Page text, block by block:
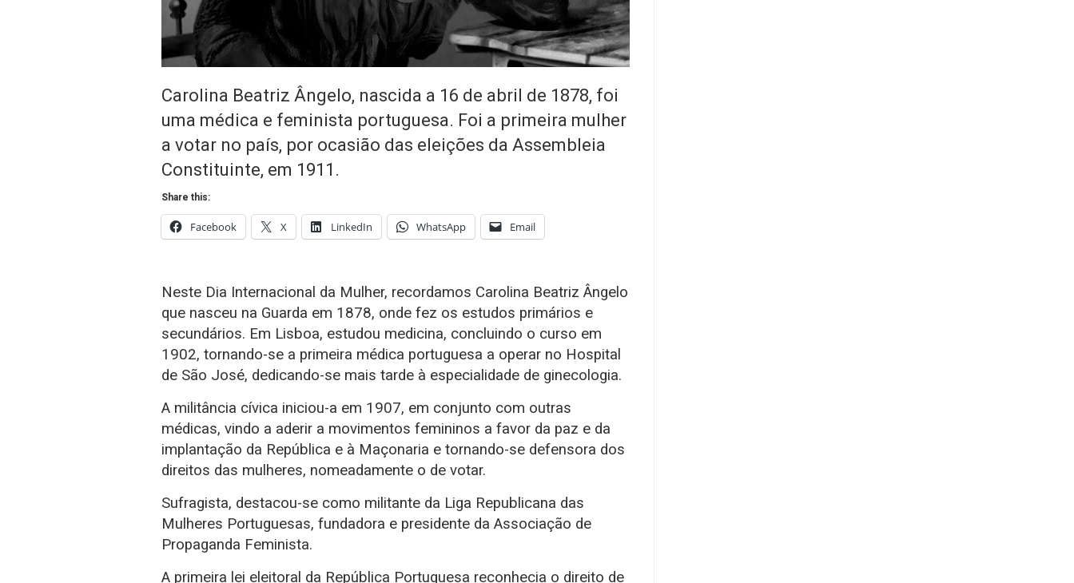
Carolina Beatriz Ângelo, nascida a 16 de abril de 1878, foi
uma médica e feminista portuguesa. Foi a primeira mulher
a votar no país, por ocasião das eleições da Assembleia
Constituinte, em 1911.
Share this:
Facebook X LinkedIn WhatsApp Email
Neste Dia Internacional da Mulher, recordamos Carolina Beatriz Ângelo
que nasceu na Guarda em 1878, onde fez os estudos primários e
secundários. Em Lisboa, estudou medicina, concluindo o curso em
1902, tornando-se a primeira médica portuguesa a operar no Hospital
de São José, dedicando-se mais tarde à especialidade de ginecologia.
A militância cívica iniciou-a em 1907, em conjunto com outras
médicas, vindo a aderir a movimentos femininos a favor da paz e da
implantação da República e à Maçonaria e tornando-se defensora dos
direitos das mulheres, nomeadamente o de votar.
Sufragista, destacou-se como militante da Liga Republicana das
Mulheres Portuguesas‎, fundadora e presidente da Associação de
Propaganda Feminista.
A primeira lei eleitoral da República Portuguesa reconhecia o direito de